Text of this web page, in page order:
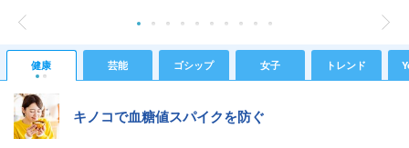
健康 芸能 ゴシップ 女子 トレンド
キノコで血糖値スパイクを防ぐ